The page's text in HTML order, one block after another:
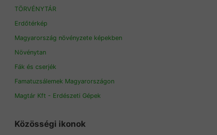
TÖRVÉNYTÁR
Erdőtérkép
Magyarország növényzete képekben
Növénytan
Fák és cserjék
Famatuzsálemek Magyarországon
Magtár Kft - Erdészeti Gépek
Közösségi ikonok